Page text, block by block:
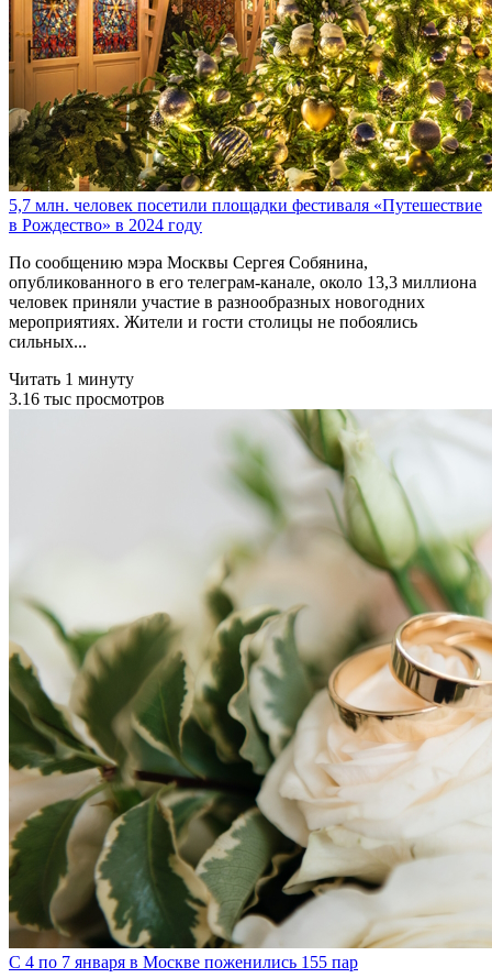
5,7 млн. человек посетили площадки фестиваля «Путешествие
в Рождество» в 2024 году
По сообщению мэра Москвы Сергея Собянина,
опубликованного в его телеграм-канале, около 13,3 миллиона
человек приняли участие в разнообразных новогодних
мероприятиях. Жители и гости столицы не побоялись
сильных...
Читать 1 минуту
3.16 тыс просмотров
С 4 по 7 января в Москве поженились 155 пар